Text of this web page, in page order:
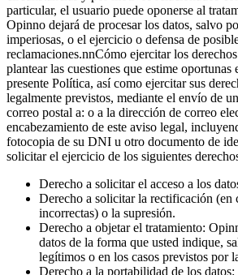
particular, el usuario puede oponerse al
Opinno dejará de procesar los datos, salvo
imperiosas, o el ejercicio o defensa de
reclamaciones.nnCómo ejercitar los
plantear las cuestiones que estime oportunas
presente Política, así como ejercitar sus
legalmente previstos, mediante el envío de
correo postal a: o a la dirección de correo
encabezamiento de este aviso legal,
fotocopia de su DNI u otro documento de
solicitar el ejercicio de los siguientes
Derecho a solicitar el acceso a los
Derecho a solicitar la rectificación (en
incorrectas) o la supresión.
Derecho a objetar el tratamiento:
datos de la forma que usted indique,
legítimos o en los casos previstos por
Derecho a la portabilidad de los datos: